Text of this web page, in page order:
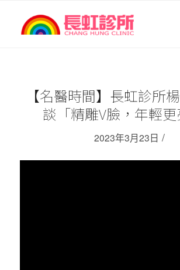
【名醫時間】長虹診所
談「精雕V臉，年輕更
2023年3月23日 /